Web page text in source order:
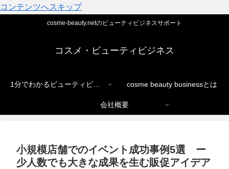
コンテンツへスキップ
cosme-beauty.netのビューティビジネスサポート
コスメ・ビューティビジネス
1分でわかるビューティビジネス cosme beauty businessとは
会社概要
小規模店舗でのイベント成功事例5選 ー
少人数でも大きな成果を生む販促アイデア